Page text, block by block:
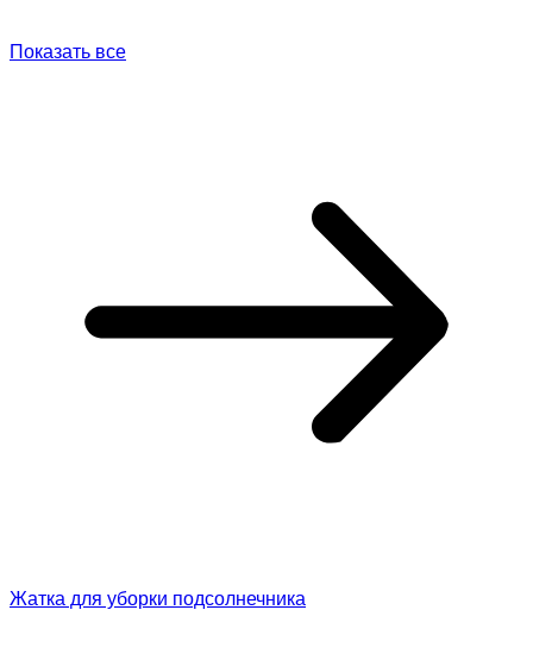
Показать все
Жатка для уборки подсолнечника